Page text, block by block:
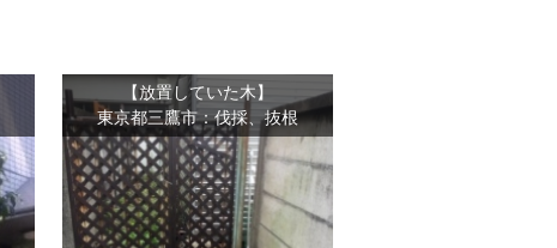
【放置していた木】
東京都三鷹市：伐採、抜根